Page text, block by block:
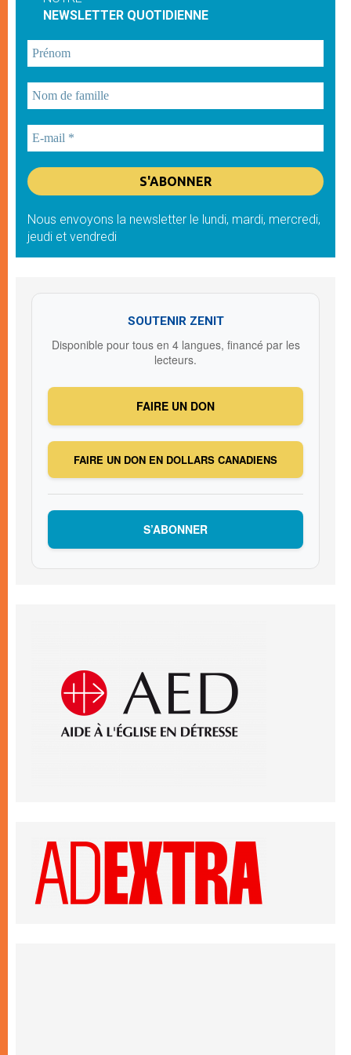
NEWSLETTER QUOTIDIENNE
Nous envoyons la newsletter le lundi, mardi, mercredi,
jeudi et vendredi
SOUTENIR ZENIT
Disponible pour tous en 4 langues, financé par les
lecteurs.
FAIRE UN DON
FAIRE UN DON EN DOLLARS CANADIENS
S’ABONNER